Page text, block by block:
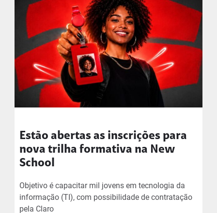
Estão abertas as inscrições para
nova trilha formativa na New
School
Objetivo é capacitar mil jovens em tecnologia da
informação (TI), com possibilidade de contratação
pela Claro